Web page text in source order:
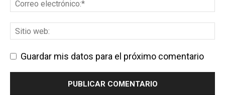
Guardar mis datos para el próximo comentario